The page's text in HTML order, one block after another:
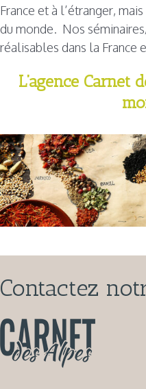
France et à l’étranger,
du monde. Nos
réalisables dans la France
L’agence Carnet
Contactez